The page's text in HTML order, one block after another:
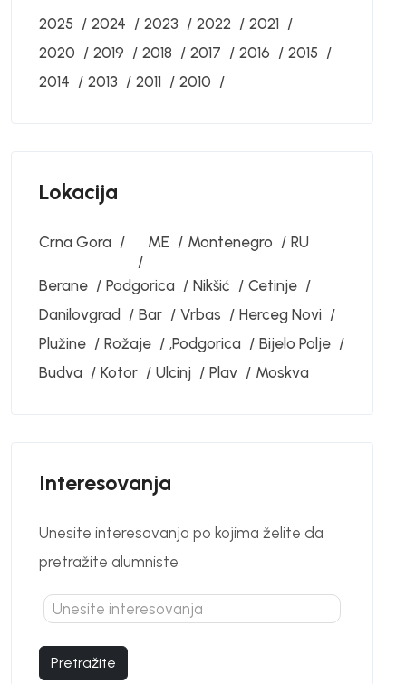
2025 2024 2023 2022
2021
2020
2019 2018 2017 2016
2015
2014
2013 2011 2010
Lokacija
Crna Gora ME Montenegro RU
Berane Podgorica Nikšić
Cetinje
Danilovgrad
Bar Vrbas
Herceg Novi
Plužine
Rožaje ‚Podgorica
Bijelo Polje
Budva
Kotor Ulcinj Plav Moskva
Interesovanja
Unesite interesovanja po kojima želite da
pretražite alumniste
Pretražite